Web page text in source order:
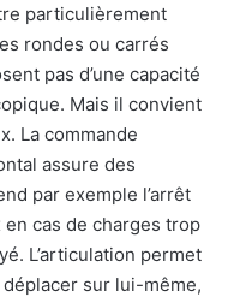
particulièrement
rondes ou carrés
pas d’une capacité
Mais il convient
La commande
assure des
par exemple l’arrêt
cas de charges trop
L’articulation permet
sur lui-même,